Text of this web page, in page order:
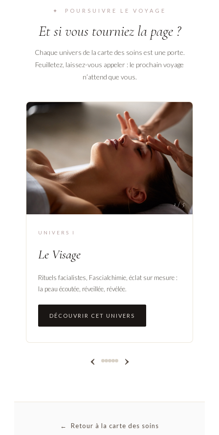
✦ POURSUIVRE LE VOYAGE
Et si vous tourniez la page ?
Chaque univers de la carte des soins est une porte.
Feuilletez, laissez-vous appeler : le prochain voyage
n’attend que vous.
1 / 5
UNIVERS I
Le Visage
Rituels facialistes, Fascialchimie, éclat sur mesure :
la peau écoutée, réveillée, révélée.
DÉCOUVRIR CET UNIVERS
‹ ›
← Retour à la carte des soins